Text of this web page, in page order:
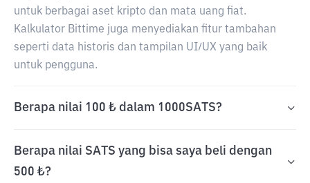
untuk berbagai aset kripto dan mata uang fiat.
Kalkulator Bittime juga menyediakan fitur tambahan
seperti data historis dan tampilan UI/UX yang baik
untuk pengguna.
Berapa nilai 100 ₺ dalam 1000SATS?
Berapa nilai SATS yang bisa saya beli dengan
500 ₺?